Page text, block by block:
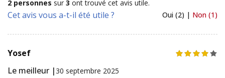
2 personnes sur 3 ont trouvé cet avis utile.
Cet avis vous a-t-il été utile ? Oui (2) | Non (1)
Yosef
Le meilleur |30 septembre 2025